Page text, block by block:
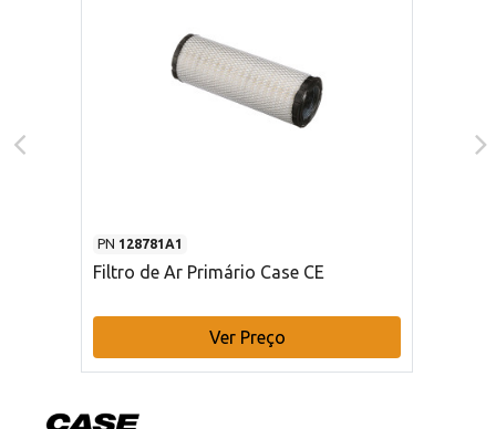
PN 128781A1
Filtro de Ar Primário Case CE
Ver Preço